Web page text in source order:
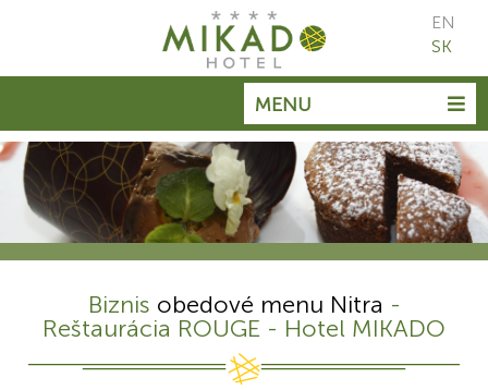
MENU
EN
SK
Biznis obedové menu Nitra -
Reštaurácia ROUGE - Hotel MIKADO